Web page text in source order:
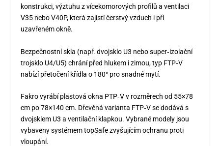
konstrukci, výztuhu z vícekomorových profilů a ventilaci
V35 nebo V40P, která zajistí čerstvý vzduch i při
uzavřeném okně.
Bezpečnostní skla (např. dvojsklo U3 nebo super‑izolační
trojsklo U4/U5) chrání před hlukem i zimou, typ FTP‑V
nabízí přetočení křídla o 180° pro snadné mytí.
Fakro vyrábí plastová okna PTP‑V v rozměrech od 55×78
cm po 78×140 cm. Dřevěná varianta FTP‑V se dodává s
dvojsklem U3 a ventilační klapkou. Vybrané modely jsou
vybaveny systémem topSafe zvyšujícím ochranu proti
vloupání.